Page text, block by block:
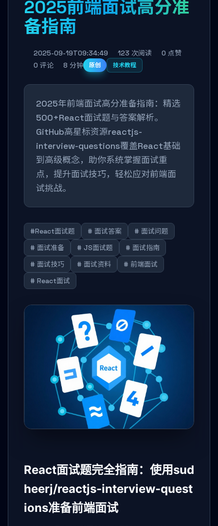
2025前端面试高分准
备指南
2025-09-19T09:34:49 123 次阅读
0 点赞
0 评论
8 分钟 原创 技术教程
2025年前端面试高分准备指南：精选
500+React面试题与答案解析。
GitHub高星标资源reactjs-
interview-questions覆盖React基础
到高级概念，助你系统掌握面试重
点，提升面试技巧，轻松应对前端面
试挑战。
#React面试题 # 面试答案
# 面试问题
# 面试准备
# JS面试题
# 面试指南
# 面试技巧
# 面试资料
# 前端面试
# React面试
React面试题完全指南：使用sud
heerj/reactjs-interview-quest
ions准备前端面试